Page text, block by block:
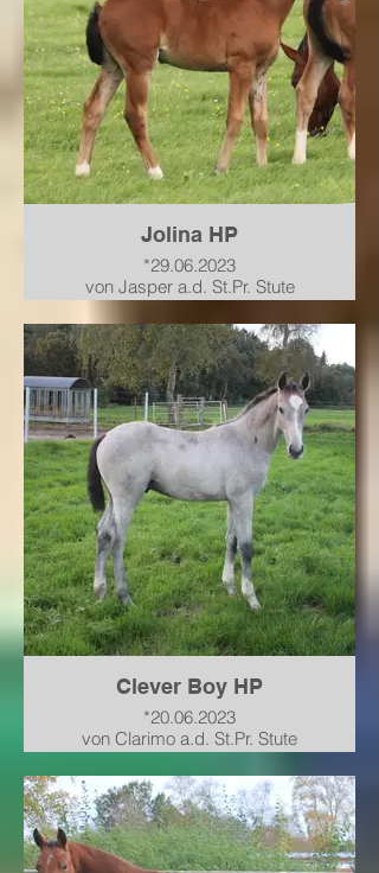
Jolina HP
*29.06.2023
von Jasper a.d. St.Pr. Stute
PHS*** Chaccofina von Chacco
Blue-Graf Top-For Pleasure
verkauft in einen top
Ausbildungsstand nach Bayern
Clever Boy HP
*20.06.2023
von Clarimo a.d. St.Pr. Stute
PHS* Carafina von Cardento-
Graf Top-For Pleasure
verkauft in einen top
Ausbildungsstand nach NRW -
leider im September 2024
eingeschläfert